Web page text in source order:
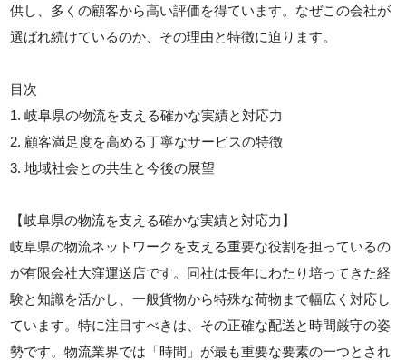
供し、多くの顧客から高い評価を得ています。なぜこの会社が
選ばれ続けているのか、その理由と特徴に迫ります。
目次
1. 岐阜県の物流を支える確かな実績と対応力
2. 顧客満足度を高める丁寧なサービスの特徴
3. 地域社会との共生と今後の展望
【岐阜県の物流を支える確かな実績と対応力】
岐阜県の物流ネットワークを支える重要な役割を担っているの
が有限会社大窪運送店です。同社は長年にわたり培ってきた経
験と知識を活かし、一般貨物から特殊な荷物まで幅広く対応し
ています。特に注目すべきは、その正確な配送と時間厳守の姿
勢です。物流業界では「時間」が最も重要な要素の一つとされ